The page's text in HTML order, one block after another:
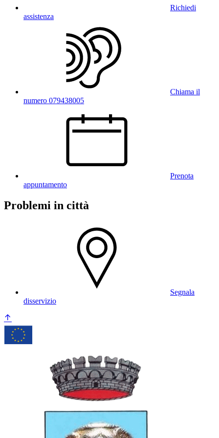
Richiedi
assistenza
Chiama il
numero 079438005
Prenota
appuntamento
Problemi in città
Segnala
disservizio